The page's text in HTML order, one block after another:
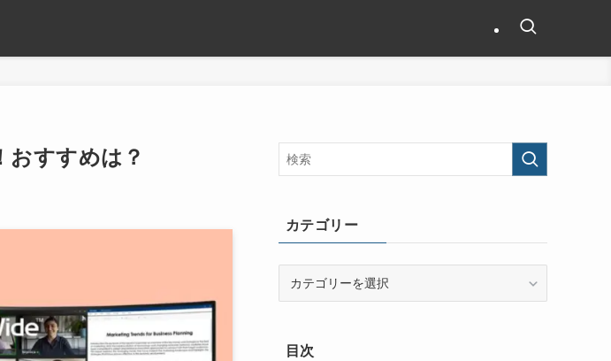
おすすめは？
カテゴリー
ー目次